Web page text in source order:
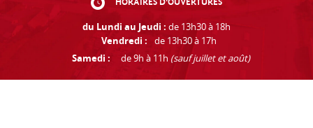
du Lundi au Jeudi : de 13h30 à 18h
Vendredi :
de 13h30 à 17h
Samedi :
de 9h à 11h (sauf juillet et août)